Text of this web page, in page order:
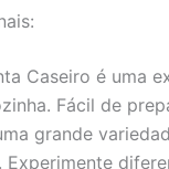
Caseiro é uma
Fácil de
grande
Experimente